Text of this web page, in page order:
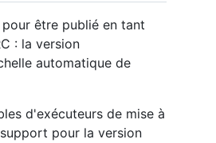
pour être publié en tant
: la version
automatique de
d'exécuteurs de mise à
pour la version